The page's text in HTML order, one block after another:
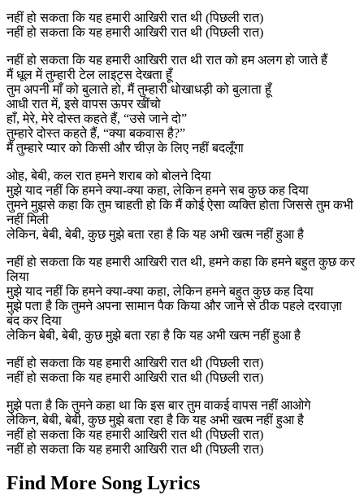
नहीं हो सकता कि यह हमारी आखिरी रात थी (पिछली रात)
नहीं हो सकता कि यह हमारी आखिरी रात थी (पिछली रात)
नहीं हो सकता कि यह हमारी आखिरी रात थी रात को हम अलग हो जाते हैं
मैं धूल में तुम्हारी टेल लाइट्स देखता हूँ
तुम अपनी माँ को बुलाते हो, मैं तुम्हारी धोखाधड़ी को बुलाता हूँ
आधी रात में, इसे वापस ऊपर खींचो
हाँ, मेरे, मेरे दोस्त कहते हैं, “उसे जाने दो”
तुम्हारे दोस्त कहते हैं, “क्या बकवास है?”
मैं तुम्हारे प्यार को किसी और चीज़ के लिए नहीं बदलूँगा
ओह, बेबी, कल रात हमने शराब को बोलने दिया
मुझे याद नहीं कि हमने क्या-क्या कहा, लेकिन हमने सब कुछ कह दिया
तुमने मुझसे कहा कि तुम चाहती हो कि मैं कोई ऐसा व्यक्ति होता जिससे तुम कभी
नहीं मिली
लेकिन, बेबी, बेबी, कुछ मुझे बता रहा है कि यह अभी खत्म नहीं हुआ है
नहीं हो सकता कि यह हमारी आखिरी रात थी, हमने कहा कि हमने बहुत कुछ कर
लिया
मुझे याद नहीं कि हमने क्या-क्या कहा, लेकिन हमने बहुत कुछ कह दिया
मुझे पता है कि तुमने अपना सामान पैक किया और जाने से ठीक पहले दरवाज़ा
बंद कर दिया
लेकिन बेबी, बेबी, कुछ मुझे बता रहा है कि यह अभी खत्म नहीं हुआ है
नहीं हो सकता कि यह हमारी आखिरी रात थी (पिछली रात)
नहीं हो सकता कि यह हमारी आखिरी रात थी (पिछली रात)
मुझे पता है कि तुमने कहा था कि इस बार तुम वाकई वापस नहीं आओगे
लेकिन, बेबी, बेबी, कुछ मुझे बता रहा है कि यह अभी खत्म नहीं हुआ है
नहीं हो सकता कि यह हमारी आखिरी रात थी (पिछली रात)
नहीं हो सकता कि यह हमारी आखिरी रात थी (पिछली रात)
Find More Song Lyrics